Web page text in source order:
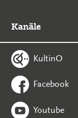
Kanäle
KultinO
Facebook
Youtube